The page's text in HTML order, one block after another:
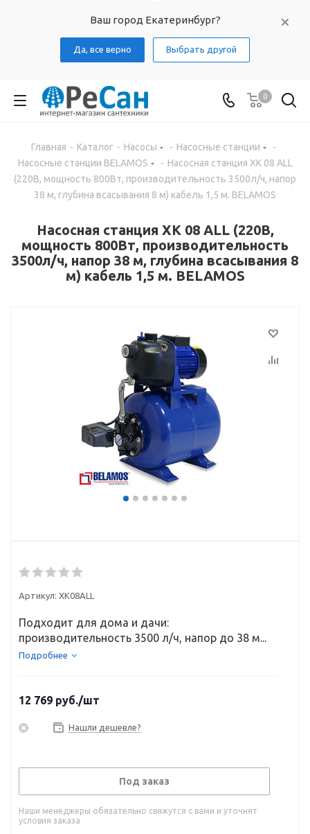
Ваш город Екатеринбург?
Да, все верно Выбрать другой
0
Главная - Каталог - Насосы - Насосные станции
-
Насосные станции BELAMOS
- Насосная станция XK 08 ALL
(220В, мощность 800Вт, производительность 3500л/ч, напор
38 м, глубина всасывания 8 м) кабель 1,5 м. BELAMOS
Насосная станция XK 08 ALL (220В,
мощность 800Вт, производительность
3500л/ч, напор 38 м, глубина всасывания 8
м) кабель 1,5 м. BELAMOS
Артикул: XK08ALL
Подходит для дома и дачи:
производительность 3500 л/ч, напор до 38 м...
Подробнее
12 769 руб./шт
Нашли дешевле?
Под заказ
Наши менеджеры обязательно свяжутся с вами и уточнят
условия заказа